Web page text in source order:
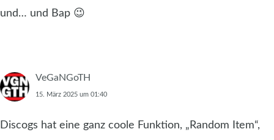
und… und Bap 😉
VeGaNGoTH
15. März 2025 um 01:40
Discogs hat eine ganz coole Funktion, „Random Item“,